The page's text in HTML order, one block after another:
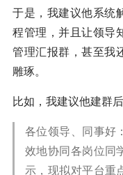
于是，我建议他系统
程管理，并且让领导
管理汇报群，甚至我
雕琢。
比如，我建议他建群
各位领导、同事好
效地协同各岗位同
示，现拟对平台重